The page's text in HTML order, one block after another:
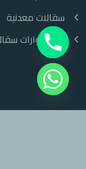
سقالات معدنية
اكسسوارات